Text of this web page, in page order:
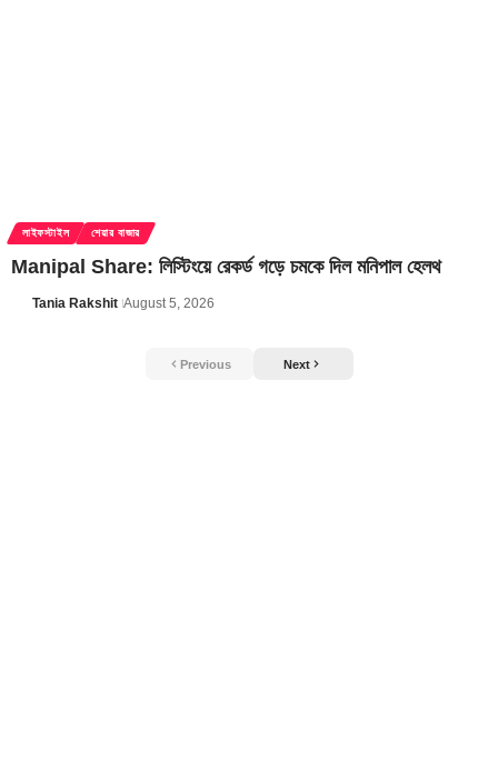
লাইফস্টাইল শেয়ার বাজার
Manipal Share: লিস্টিংয়ে রেকর্ড গড়ে চমকে দিল মনিপাল হেলথ
Tania Rakshit August 5, 2026
Previous Next